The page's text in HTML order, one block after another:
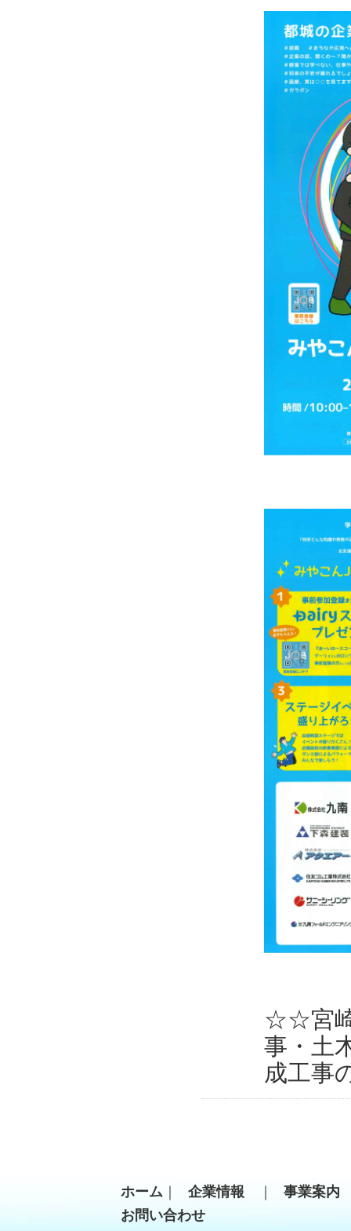
☆☆宮崎
事・土
成工事
ホーム ｜ 企業情報 ｜
事業案
お問い合わせ